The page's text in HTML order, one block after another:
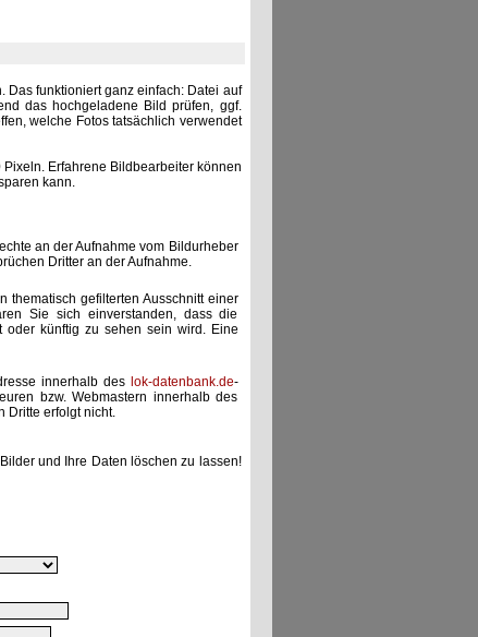
Das funktioniert ganz einfach: Datei auf
das hochgeladene Bild prüfen, ggf.
welche Fotos tatsächlich verwendet
Erfahrene Bildbearbeiter können
kann.
an der Aufnahme vom Bildurheber
Dritter an der Aufnahme.
thematisch gefilterten Ausschnitt einer
Sie sich einverstanden, dass die
oder künftig zu sehen sein wird. Eine
innerhalb des lok-datenbank.de-
bzw. Webmastern innerhalb des
Dritte erfolgt nicht.
und Ihre Daten löschen zu lassen!